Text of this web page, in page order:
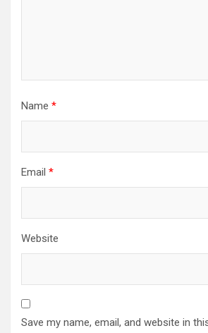
Name *
Email *
Website
Save my name, email, and website in